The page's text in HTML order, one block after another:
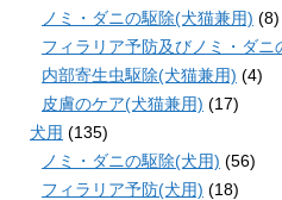
ノミ・ダニの駆除(犬猫兼用) (8)
フィラリア予防及びノミ・ダニ
内部寄生虫駆除(犬猫兼用) (4)
皮膚のケア(犬猫兼用) (17)
犬用 (135)
ノミ・ダニの駆除(犬用) (56)
フィラリア予防(犬用) (18)